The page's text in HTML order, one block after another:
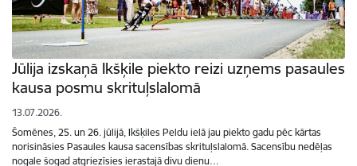
Jūlija izskaņā Ikšķile piekto reizi uzņems pasaules
kausa posmu skrituļslalomā
13.07.2026.
Šomēnes, 25. un 26. jūlijā, Ikšķiles Peldu ielā jau piekto gadu pēc kārtas
norisināsies Pasaules kausa sacensības skrituļslalomā. Sacensību nedēļas
nogale šogad atgriezīsies ierastajā divu dienu…